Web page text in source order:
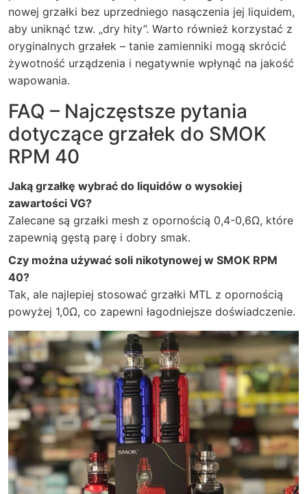
nowej grzałki bez uprzedniego nasączenia jej liquidem,
aby uniknąć tzw. „dry hity”. Warto również korzystać z
oryginalnych grzałek – tanie zamienniki mogą skrócić
żywotność urządzenia i negatywnie wpłynąć na jakość
wapowania.
FAQ – Najczęstsze pytania
dotyczące grzałek do SMOK
RPM 40
Jaką grzałkę wybrać do liquidów o wysokiej
zawartości VG?
Zalecane są grzałki mesh z opornością 0,4-0,6Ω, które
zapewnią gęstą parę i dobry smak.
Czy można używać soli nikotynowej w SMOK RPM
40?
Tak, ale najlepiej stosować grzałki MTL z opornością
powyżej 1,0Ω, co zapewni łagodniejsze doświadczenie.